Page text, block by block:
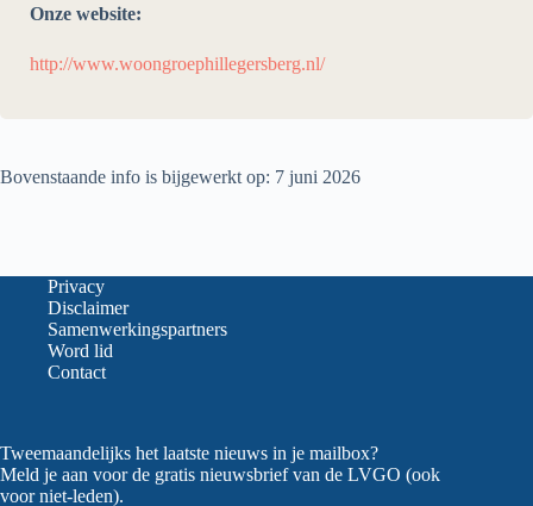
Onze website:
http://www.woongroephillegersberg.nl/
Bovenstaande info is bijgewerkt op: 7 juni 2026
Privacy
Disclaimer
Samenwerkingspartners
Word lid
Contact
Tweemaandelijks het laatste nieuws in je mailbox?
Meld je aan voor de gratis nieuwsbrief van de LVGO (ook
voor niet-leden).